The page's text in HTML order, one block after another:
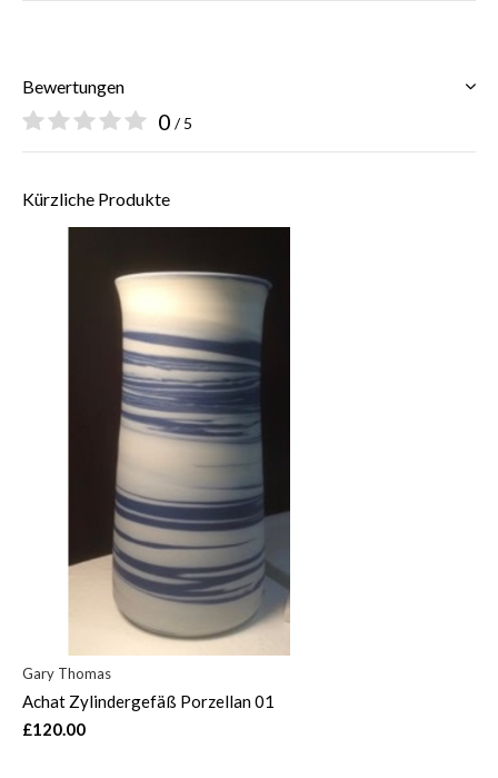
Bewertungen
0 / 5
Kürzliche Produkte
Gary Thomas
Achat Zylindergefäß Porzellan 01
£120.00